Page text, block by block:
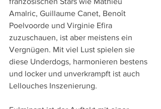
Amalric, Guillaume Canet, Benoît
Poelvoorde und Virginie Efira
zuzuschauen, ist aber meistens ein
Vergnügen. Mit viel Lust spielen sie
diese Underdogs, harmonieren bestens
und locker und unverkrampft ist auch
Lellouches Inszenierung.